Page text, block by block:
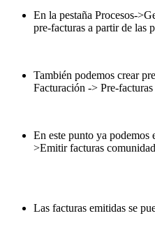
En la pestaña Procesos-
pre-facturas a partir de las
También podemos crear
Facturación -> Pre-
En este punto ya podemos
>Emitir facturas
Las facturas emitidas se